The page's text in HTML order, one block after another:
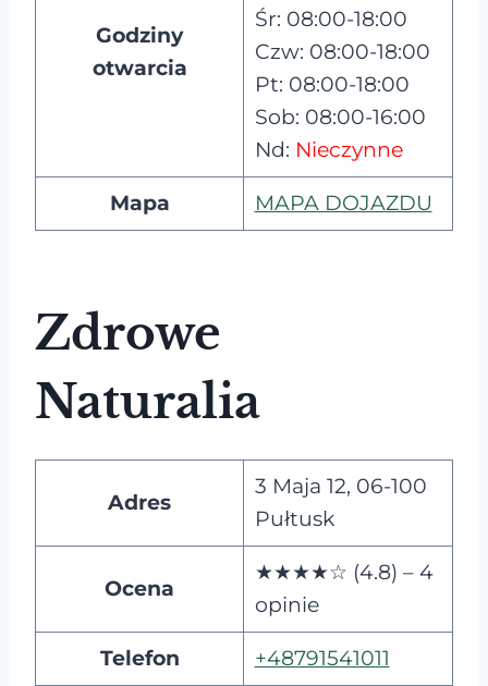
Godziny
otwarcia
Śr: 08:00-18:00
Czw: 08:00-18:00
Pt: 08:00-18:00
Sob: 08:00-16:00
Nd: Nieczynne
Mapa MAPA DOJAZDU
Zdrowe
Naturalia
Adres
3 Maja 12, 06-100
Pułtusk
Ocena
★★★★☆ (4.8) – 4
opinie
Telefon +48791541011